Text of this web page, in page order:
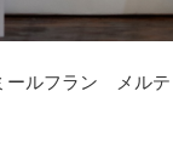
ールフラン メルテ